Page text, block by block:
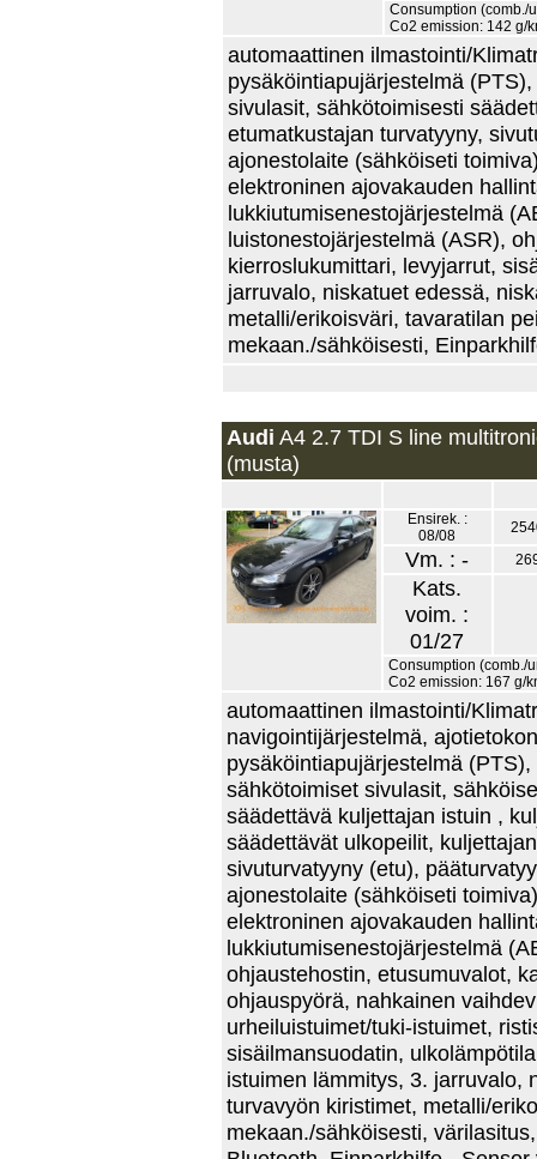
Consumption (comb./
Co2 emission: 142 g/
automaattinen ilmastointi/
pysäköintiapujärjestelmä
sivulasit, sähkötoimisesti
etumatkustajan turvatyyny,
ajonestolaite (sähköiseti
elektroninen ajovakauden
lukkiutumisenestojärjestelmä
luistonestojärjestelmä (ASR),
kierroslukumittari, levyjarrut,
jarruvalo, niskatuet edessä,
metalli/erikoisväri, tavaratilan
mekaan./sähköisesti,
Audi A4 2.7 TDI S line
(musta)
Ensirek. :
08/08
Vm. : -
Kats.
voim. :
01/27
Consumption (comb./
Co2 emission: 167 g/
automaattinen ilmastointi/
navigointijärjestelmä,
pysäköintiapujärjestelmä
sähkötoimiset sivulasit,
säädettävä kuljettajan istuin ,
säädettävät ulkopeilit,
sivuturvatyyny (etu),
ajonestolaite (sähköiseti
elektroninen ajovakauden
lukkiutumisenestojärjestelmä
ohjaustehostin, etusumuvalot,
ohjauspyörä, nahkainen
urheiluistuimet/tuki-istuimet,
sisäilmansuodatin,
istuimen lämmitys, 3. jarruvalo,
turvavyön kiristimet, metalli/
mekaan./sähköisesti,